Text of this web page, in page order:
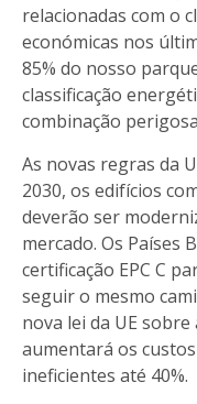
relacionadas com o
económicas nos
85% do nosso
classificação
combinação
As novas regras da
2030, os edifícios
deverão ser
mercado. Os Países
certificação EPC C
seguir o mesmo
nova lei da UE
aumentará os
ineficientes até 40%.